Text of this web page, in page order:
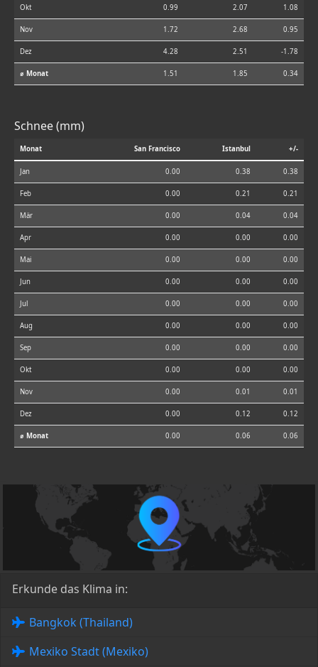
Okt 0.99 2.07 1.08
Nov 1.72 2.68 0.95
Dez 4.28 2.51 -1.78
⌀ Monat 1.51 1.85 0.34
Schnee (mm)
Monat San Francisco Istanbul +/-
Jan 0.00 0.38 0.38
Feb 0.00 0.21 0.21
Mär 0.00 0.04 0.04
Apr 0.00 0.00 0.00
Mai 0.00 0.00 0.00
Jun 0.00 0.00 0.00
Jul 0.00 0.00 0.00
Aug 0.00 0.00 0.00
Sep 0.00 0.00 0.00
Okt 0.00 0.00 0.00
Nov 0.00 0.01 0.01
Dez 0.00 0.12 0.12
⌀ Monat 0.00 0.06 0.06
Erkunde das Klima in:
Bangkok (Thailand)
Mexiko Stadt (Mexiko)